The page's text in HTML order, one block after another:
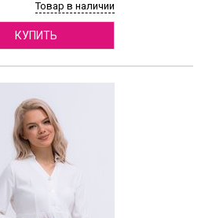
Товар в наличии
КУПИТЬ